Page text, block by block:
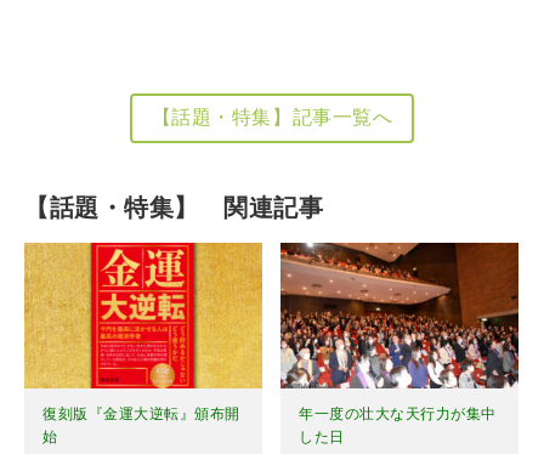
【話題・特集】記事一覧へ
【話題・特集】 関連記事
復刻版『金運大逆転』頒布開
始
年一度の壮大な天行力が集中
した日